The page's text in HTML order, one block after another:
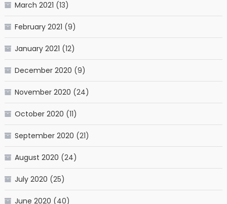
March 2021 (13)
February 2021 (9)
January 2021 (12)
December 2020 (9)
November 2020 (24)
October 2020 (11)
September 2020 (21)
August 2020 (24)
July 2020 (25)
June 2020 (40)